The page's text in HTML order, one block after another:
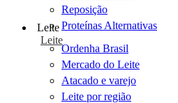
Reposição
Proteínas Alternativas
Leite
Leite
Ordenha Brasil
Mercado do Leite
Atacado e varejo
Leite por região